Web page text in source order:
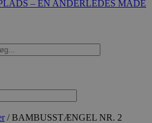
– EN ANDERLEDES MÅDE
/ BAMBUSSTÆNGEL NR. 2